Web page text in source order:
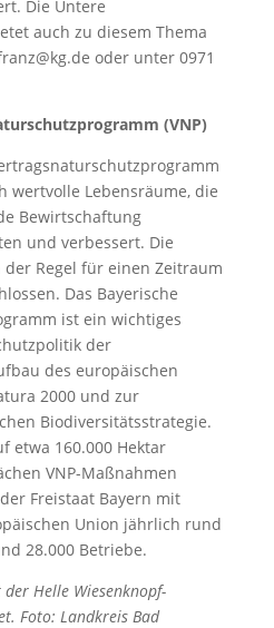
Die Untere
auch zu diesem Thema
oder unter 0971
(VNP)
wertvolle Lebensräume, die
Bewirtschaftung
und verbessert. Die
Regel für einen Zeitraum
Das Bayerische
ist ein wichtiges
der
des europäischen
2000 und zur
Biodiversitätsstrategie.
etwa 160.000 Hektar
VNP-Maßnahmen
Freistaat Bayern mit
Union jährlich rund
28.000 Betriebe.
Helle Wiesenknopf-
Foto: Landkreis Bad